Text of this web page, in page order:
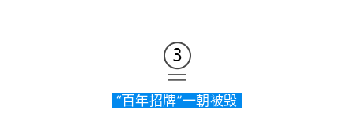
“百年招牌”一朝被毁